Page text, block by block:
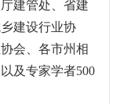
厅建管处、省建
建设行业协
会、各市州相
及专家学者500